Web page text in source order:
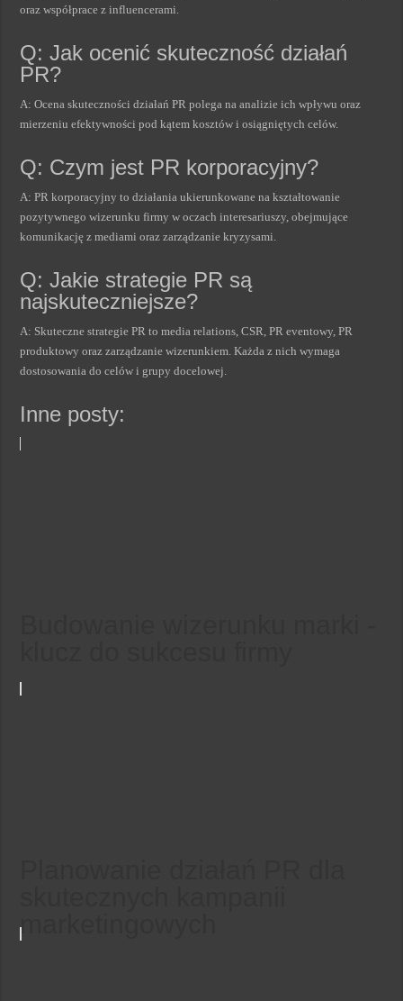
oraz współprace z influencerami.
Q: Jak ocenić skuteczność działań
PR?
A: Ocena skuteczności działań PR polega na analizie ich wpływu oraz
mierzeniu efektywności pod kątem kosztów i osiągniętych celów.
Q: Czym jest PR korporacyjny?
A: PR korporacyjny to działania ukierunkowane na kształtowanie
pozytywnego wizerunku firmy w oczach interesariuszy, obejmujące
komunikację z mediami oraz zarządzanie kryzysami.
Q: Jakie strategie PR są
najskuteczniejsze?
A: Skuteczne strategie PR to media relations, CSR, PR eventowy, PR
produktowy oraz zarządzanie wizerunkiem. Każda z nich wymaga
dostosowania do celów i grupy docelowej.
Inne posty:
marketingowych